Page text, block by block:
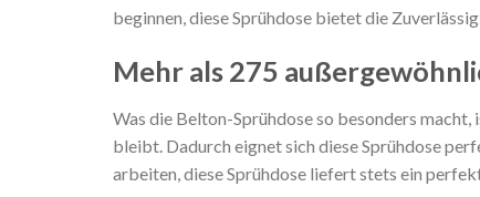
beginnen, diese Sprühdose bietet die
Mehr als 275
Was die Belton-Sprühdose so besonders
bleibt. Dadurch eignet sich diese Sprühdose
arbeiten, diese Sprühdose liefert stets ein